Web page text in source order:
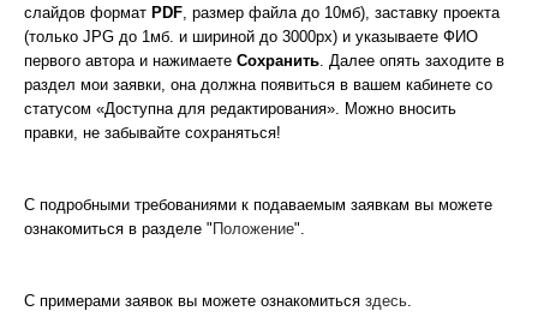
слайдов формат PDF, размер файла до 10мб), заставку проекта
(только JPG до 1мб. и шириной до 3000px) и указываете ФИО
первого автора и нажимаете Сохранить. Далее опять заходите в
раздел мои заявки, она должна появиться в вашем кабинете со
статусом «Доступна для редактирования». Можно вносить
правки, не забывайте сохраняться!
С подробными требованиями к подаваемым заявкам вы можете
ознакомиться в разделе " Положение".
С примерами заявок вы можете ознакомиться здесь.